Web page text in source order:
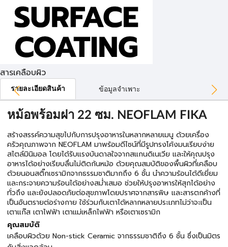
สารเคลือบผิว
รายละเอียดสินค้า ข้อมูลจำเพาะ
หม้อพร้อมฝา 22 ซม. NEOFLAM FIKA
สร้างสรรค์ความสุขไปกับการปรุงอาหารในหลากหลายเมนู ด้วยเครื่อง
ครัวคุณภาพจาก NEOFLAM มาพร้อมดีไซน์ที่มีรูปทรงโค้งมนเรียบง่าย
สไตล์มินิมอล โดยได้รับแรงบันดาลใจจากสแกนดิเนเวีย และให้คุณปรุง
อาหารได้อย่างเรียบลื่นไม่ติดก้นหม้อ ด้วยคุณสมบัติของพื้นผิวที่เคลือบ
ด้วยนอนสติ๊กเซรามิกจากธรรมชาติมากถึง 6 ชั้น นำความร้อนได้ดีเยี่ยม
และกระจายความร้อนได้อย่างสม่ำเสมอ ช่วยให้ปรุงอาหารให้สุกได้อย่าง
ทั่วถึง และยังปลอดภัยต่อสุขภาพโดยปราศจากสารพิษ และสารตกค้างที่
เป็นอันตรายต่อร่างกาย ใช้ร่วมกับเตาได้หลากหลายประเภทไม่ว่าจะเป็น
เตาแก๊ส เตาไฟฟ้า เตาแม่เหล็กไฟฟ้า หรือเตาเซรามิก
คุณสมบัติ
เคลือบผิวด้วย Non-stick Ceramic จากธรรมชาติถึง 6 ชั้น ซึ่งเป็นมิตร